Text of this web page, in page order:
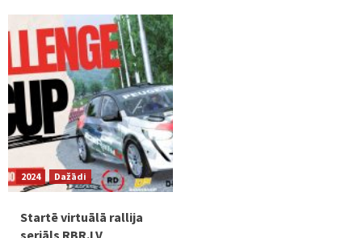
2024 Dažādi
Startē virtuālā rallija
seriāls RBR.LV